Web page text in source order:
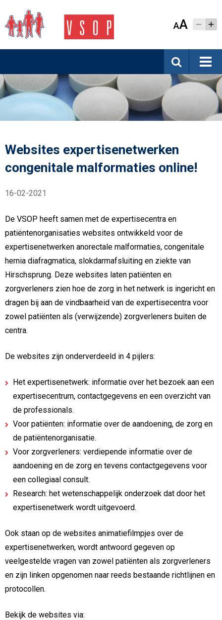
AA
Websites expertisenetwerken
congenitale malformaties online!
16-02-2021
De VSOP heeft samen met de expertisecentra en
patiëntenorganisaties websites ontwikkeld voor de
expertisenetwerken anorectale malformaties, congenitale
hernia diafragmatica, slokdarmafsluiting en ziekte van
Hirschsprung. Deze websites laten patiënten en
zorgverleners zien hoe de zorg in het netwerk is ingericht en
dragen bij aan de vindbaarheid van de expertisecentra voor
zowel patiënten als (verwijzende) zorgverleners buiten de
centra.
De websites zijn onderverdeeld in 4 pijlers:
Het expertisenetwerk: informatie over het bezoek aan een
expertisecentrum, contactgegevens en een overzicht van
de professionals.
Voor patiënten: informatie over de aandoening, de zorg en
de patiëntenorganisatie.
Voor zorgverleners: verdiepende informatie over de
aandoening en de zorg en tevens contactgegevens voor
een collegiaal consult.
Research: het wetenschappelijk onderzoek dat door het
expertisenetwerk wordt uitgevoerd.
Ook staan op de websites animatiefilmpjes over de
expertisenetwerken, wordt antwoord gegeven op
veelgestelde vragen van zowel patiënten als zorgverleners
en zijn linken opgenomen naar reeds bestaande richtlijnen en
protocollen.
Bekijk de websites via: